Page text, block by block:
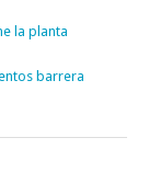
la planta
barrera